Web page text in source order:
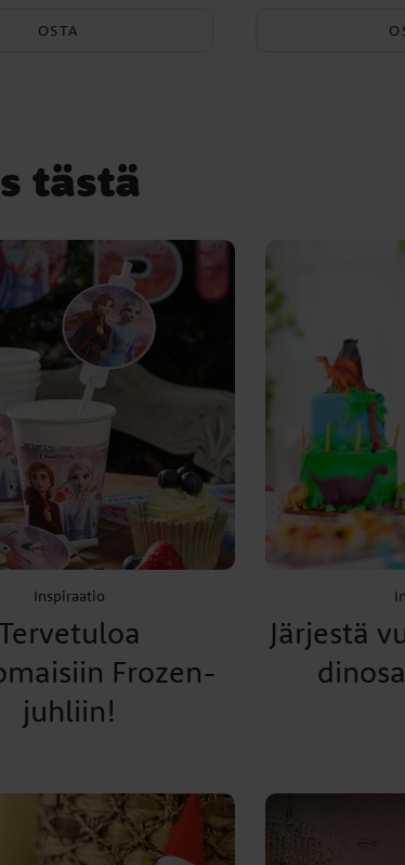
OSTA
tästä
Inspiraatio
Tervetuloa
Frozen-
juhliin!
Järjestä